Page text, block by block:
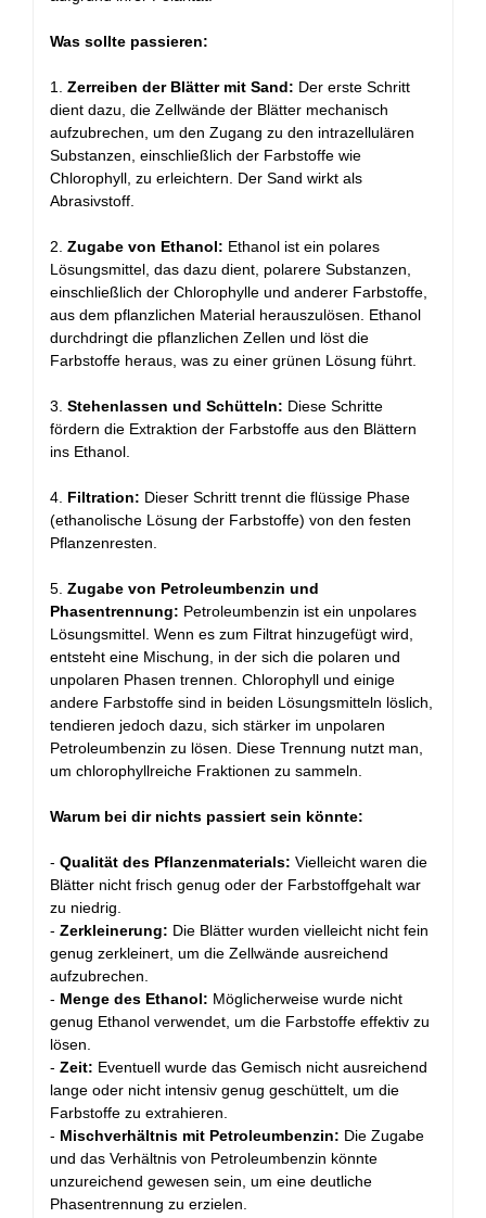
Was sollte passieren:
1. Zerreiben der Blätter mit Sand: Der erste Schritt
dient dazu, die Zellwände der Blätter mechanisch
aufzubrechen, um den Zugang zu den intrazellulären
Substanzen, einschließlich der Farbstoffe wie
Chlorophyll, zu erleichtern. Der Sand wirkt als
Abrasivstoff.
2. Zugabe von Ethanol: Ethanol ist ein polares
Lösungsmittel, das dazu dient, polarere Substanzen,
einschließlich der Chlorophylle und anderer Farbstoffe,
aus dem pflanzlichen Material herauszulösen. Ethanol
durchdringt die pflanzlichen Zellen und löst die
Farbstoffe heraus, was zu einer grünen Lösung führt.
3. Stehenlassen und Schütteln: Diese Schritte
fördern die Extraktion der Farbstoffe aus den Blättern
ins Ethanol.
4. Filtration: Dieser Schritt trennt die flüssige Phase
(ethanolische Lösung der Farbstoffe) von den festen
Pflanzenresten.
5. Zugabe von Petroleumbenzin und
Phasentrennung: Petroleumbenzin ist ein unpolares
Lösungsmittel. Wenn es zum Filtrat hinzugefügt wird,
entsteht eine Mischung, in der sich die polaren und
unpolaren Phasen trennen. Chlorophyll und einige
andere Farbstoffe sind in beiden Lösungsmitteln löslich,
tendieren jedoch dazu, sich stärker im unpolaren
Petroleumbenzin zu lösen. Diese Trennung nutzt man,
um chlorophyllreiche Fraktionen zu sammeln.
Warum bei dir nichts passiert sein könnte:
- Qualität des Pflanzenmaterials: Vielleicht waren die
Blätter nicht frisch genug oder der Farbstoffgehalt war
zu niedrig.
- Zerkleinerung: Die Blätter wurden vielleicht nicht fein
genug zerkleinert, um die Zellwände ausreichend
aufzubrechen.
- Menge des Ethanol: Möglicherweise wurde nicht
genug Ethanol verwendet, um die Farbstoffe effektiv zu
lösen.
- Zeit: Eventuell wurde das Gemisch nicht ausreichend
lange oder nicht intensiv genug geschüttelt, um die
Farbstoffe zu extrahieren.
- Mischverhältnis mit Petroleumbenzin: Die Zugabe
und das Verhältnis von Petroleumbenzin könnte
unzureichend gewesen sein, um eine deutliche
Phasentrennung zu erzielen.